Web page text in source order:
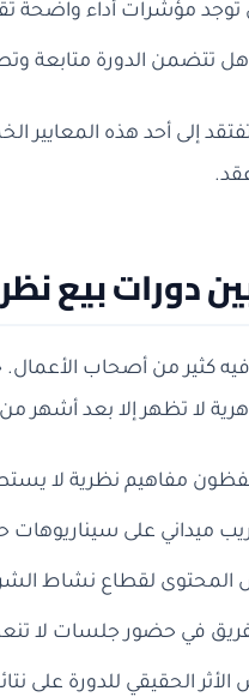
مؤشرات أداء واضحة
هل تتضمن الدورة متابعة
إلى أحد هذه المعايير
دورات بيع
كثير من أصحاب الأعمال.
لا تظهر إلا بعد أشهر من
مفاهيم نظرية لا
ميداني على سيناريوهات
لقطاع نشاط
في حضور جلسات لا
الحقيقي للدورة على